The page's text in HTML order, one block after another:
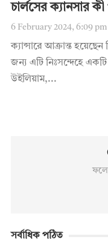
চার্লসের ক্যানসার
6 February 2024, 6:09 pm
ক্যান্সারে আক্রান্ত
জন্য এটি নিঃসন্দেহে একটি
উইলিয়াম,...
সর্বাধিক পঠিত